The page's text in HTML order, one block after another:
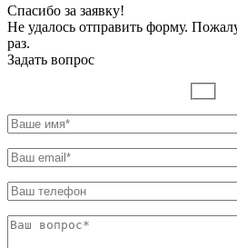
Спасибо за заявку!
Не удалось отправить форму.
раз.
Задать вопрос